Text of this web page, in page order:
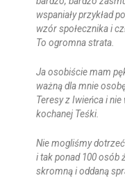
wspaniały przykład
wzór społecznika i
To ogromna strata.
Ja osobiście mam
ważną dla mnie
Teresy z Iwieńca i
kochanej Teśki.
Nie mogliśmy
i tak ponad 100 osób
skromną i oddaną